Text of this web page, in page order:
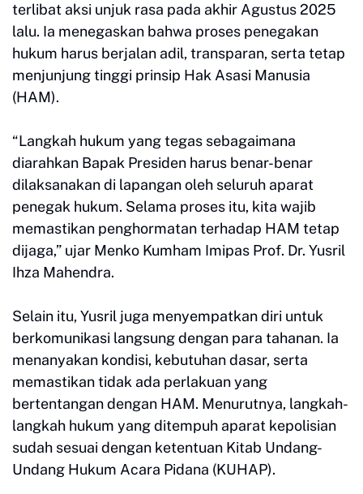
terlibat aksi unjuk rasa pada akhir Agustus 2025
lalu. Ia menegaskan bahwa proses penegakan
hukum harus berjalan adil, transparan, serta tetap
menjunjung tinggi prinsip Hak Asasi Manusia
(HAM).
“Langkah hukum yang tegas sebagaimana
diarahkan Bapak Presiden harus benar-benar
dilaksanakan di lapangan oleh seluruh aparat
penegak hukum. Selama proses itu, kita wajib
memastikan penghormatan terhadap HAM tetap
dijaga,” ujar Menko Kumham Imipas Prof. Dr. Yusril
Ihza Mahendra.
Selain itu, Yusril juga menyempatkan diri untuk
berkomunikasi langsung dengan para tahanan. Ia
menanyakan kondisi, kebutuhan dasar, serta
memastikan tidak ada perlakuan yang
bertentangan dengan HAM. Menurutnya, langkah-
langkah hukum yang ditempuh aparat kepolisian
sudah sesuai dengan ketentuan Kitab Undang-
Undang Hukum Acara Pidana (KUHAP).